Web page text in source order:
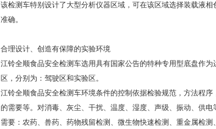
该检测车特别设计了大型分析仪器区域，可在该区域选择装载液
准确。
合理设计、创造有保障的实验环境
江铃全顺食品安全检测车选用具有国家公告的特种专用型底盘作
区，分别为：驾驶区和实验区。
江铃全顺食品安全检测车环境条件的控制依据检验规范，方法程
的需要等。对消毒、灰尘、干扰、温度、湿度、声级、振动、供
需要：农药、兽药、药物残留检测、微生物快速检测、重金属检测